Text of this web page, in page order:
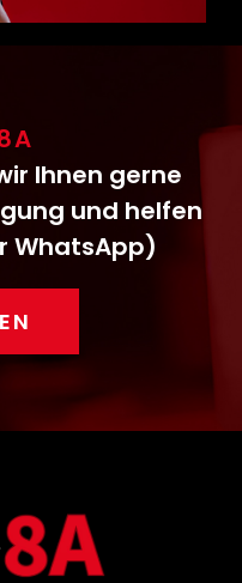
Ihnen gerne
und helfen
WhatsApp)